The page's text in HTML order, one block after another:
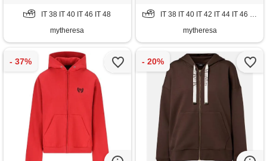
IT 38 IT 40 IT 46 IT 48
mytheresa
IT 38 IT 40 IT 42 IT 44 IT 46 IT 48
mytheresa